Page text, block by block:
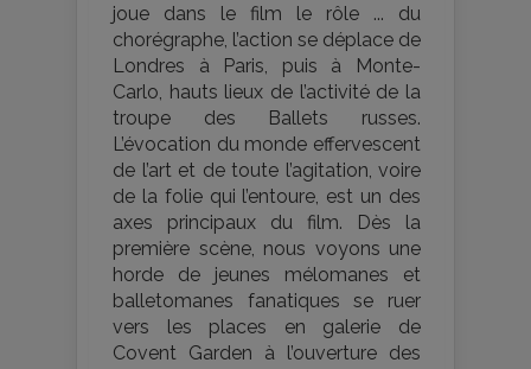
joue dans le film le rôle ... du
chorégraphe, l’action se déplace de
Londres à Paris, puis à Monte-
Carlo, hauts lieux de l’activité de la
troupe des Ballets russes.
L’évocation du monde effervescent
de l’art et de toute l’agitation, voire
de la folie qui l’entoure, est un des
axes principaux du film. Dès la
première scène, nous voyons une
horde de jeunes mélomanes et
balletomanes fanatiques se ruer
vers les places en galerie de
Covent Garden à l’ouverture des